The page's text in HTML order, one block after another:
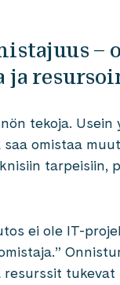
–
tekoja. Usein
omistaa
tarpeisiin,
ei ole IT-
tukevat